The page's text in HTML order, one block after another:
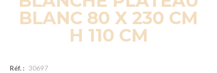
BLANC 80 X 230 CM
H 110 CM
Réf. : 30697